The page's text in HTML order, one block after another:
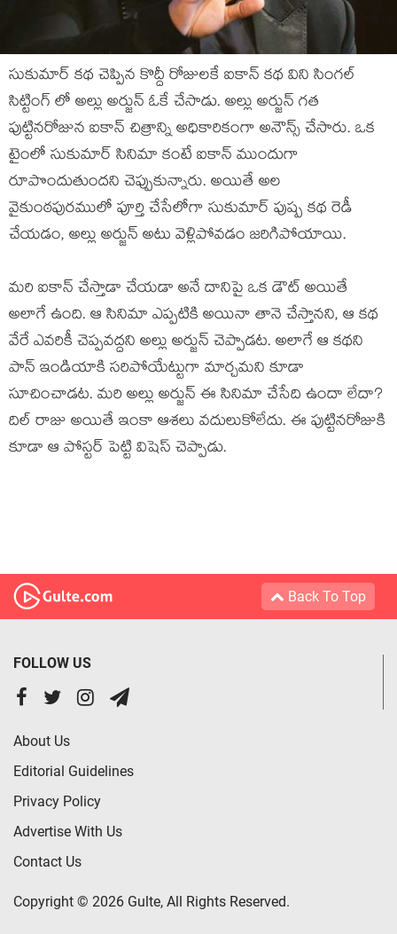
సుకుమార్ కథ చెప్పిన కొద్దీ రోజులకే ఐకాన్ కథ విని సింగల్
సిట్టింగ్ లో అల్లు అర్జున్ ఓకే చేసాడు. అల్లు అర్జున్ గత
పుట్టినరోజున ఐకాన్ చిత్రాన్ని అధికారికంగా అనౌన్స్ చేసారు. ఒక
టైంలో సుకుమార్ సినిమా కంటే ఐకాన్ ముందుగా
రూపొందుతుందని చెప్పుకున్నారు. అయితే అల
వైకుంఠపురములో పూర్తి చేసేలోగా సుకుమార్ పుష్ప కథ రెడీ
చేయడం, అల్లు అర్జున్ అటు వెళ్లిపోవడం జరిగిపోయాయి.
మరి ఐకాన్ చేస్తాడా చేయడా అనే దానిపై ఒక డౌట్ అయితే
అలాగే ఉంది. ఆ సినిమా ఎప్పటికి అయినా తానె చేస్తానని, ఆ కథ
వేరే ఎవరికీ చెప్పవద్దని అల్లు అర్జున్ చెప్పాడట. అలాగే ఆ కథని
పాన్ ఇండియాకి సరిపోయేట్టుగా మార్చమని కూడా
సూచించాడట. మరి అల్లు అర్జున్ ఈ సినిమా చేసేది ఉందా లేదా?
దిల్ రాజు అయితే ఇంకా ఆశలు వదులుకోలేదు. ఈ పుట్టినరోజుకి
కూడా ఆ పోస్టర్ పెట్టి విషెస్ చెప్పాడు.
Back To Top
FOLLOW US
About Us
Editorial Guidelines
Privacy Policy
Advertise With Us
Contact Us
Copyright © 2026 Gulte, All Rights Reserved.